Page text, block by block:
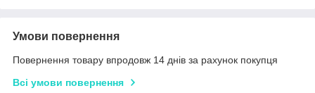
Умови повернення
Повернення товару впродовж 14 днів за рахунок покупця
Всі умови повернення